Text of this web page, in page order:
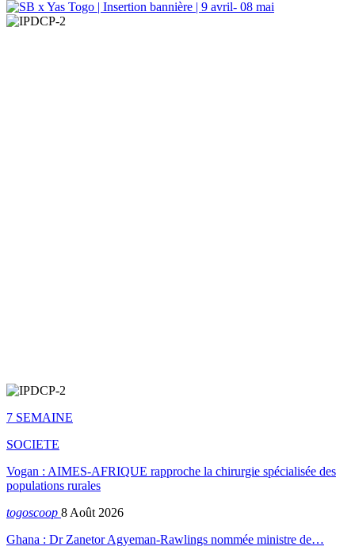
7 SEMAINE
SOCIETE
Vogan : AIMES-AFRIQUE rapproche la chirurgie spécialisée des
populations rurales
togoscoop 8 Août 2026
Ghana : Dr Zanetor Agyeman-Rawlings nommée ministre de…